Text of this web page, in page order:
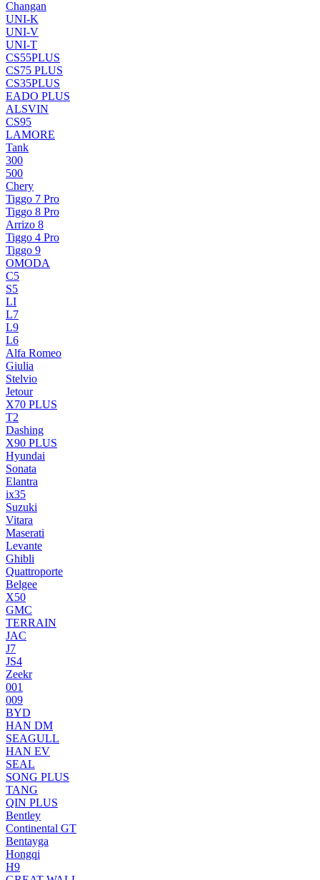
Changan
UNI-K
UNI-V
UNI-T
CS55PLUS
CS75 PLUS
CS35PLUS
EADO PLUS
ALSVIN
CS95
LAMORE
Tank
300
500
Chery
Tiggo 7 Pro
Tiggo 8 Pro
Arrizo 8
Tiggo 4 Pro
Tiggo 9
OMODA
C5
S5
LI
L7
L9
L6
Alfa Romeo
Giulia
Stelvio
Jetour
X70 PLUS
T2
Dashing
X90 PLUS
Hyundai
Sonata
Elantra
ix35
Suzuki
Vitara
Maserati
Levante
Ghibli
Quattroporte
Belgee
X50
GMC
TERRAIN
JAC
J7
JS4
Zeekr
001
009
BYD
HAN DM
SEAGULL
HAN EV
SEAL
SONG PLUS
TANG
QIN PLUS
Bentley
Continental GT
Bentayga
Hongqi
H9